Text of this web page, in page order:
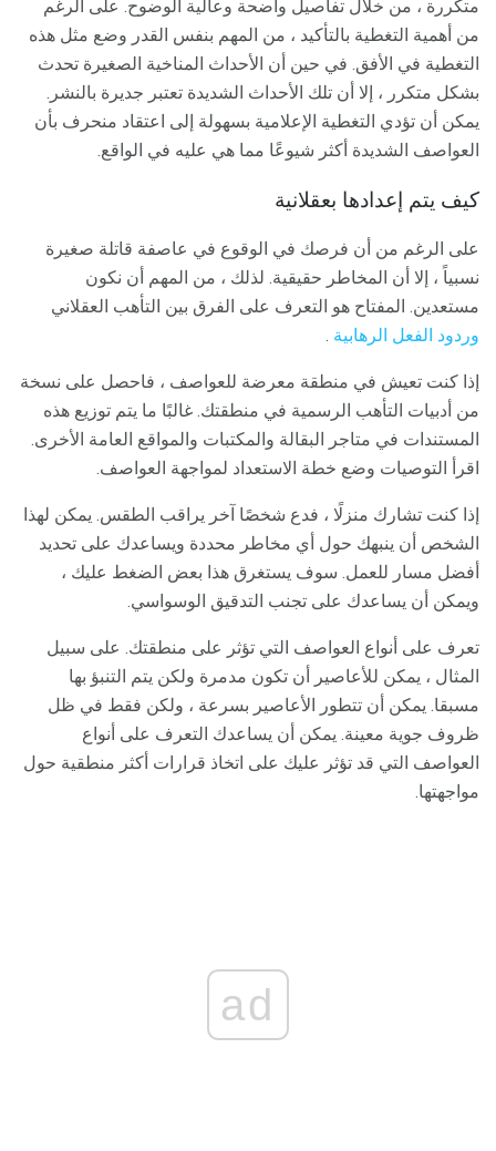
متكررة ، من خلال تفاصيل واضحة وعالية الوضوح. على الرغم
من أهمية التغطية بالتأكيد ، من المهم بنفس القدر وضع مثل هذه
التغطية في الأفق. في حين أن الأحداث المناخية الصغيرة تحدث
بشكل متكرر ، إلا أن تلك الأحداث الشديدة تعتبر جديرة بالنشر.
يمكن أن تؤدي التغطية الإعلامية بسهولة إلى اعتقاد منحرف بأن
العواصف الشديدة أكثر شيوعًا مما هي عليه في الواقع.
كيف يتم إعدادها بعقلانية
على الرغم من أن فرصك في الوقوع في عاصفة قاتلة صغيرة
نسبياً ، إلا أن المخاطر حقيقية. لذلك ، من المهم أن نكون
مستعدين. المفتاح هو التعرف على الفرق بين التأهب العقلاني
وردود الفعل الرهابية .
إذا كنت تعيش في منطقة معرضة للعواصف ، فاحصل على نسخة
من أدبيات التأهب الرسمية في منطقتك. غالبًا ما يتم توزيع هذه
المستندات في متاجر البقالة والمكتبات والمواقع العامة الأخرى.
اقرأ التوصيات وضع خطة الاستعداد لمواجهة العواصف.
إذا كنت تشارك منزلًا ، فدع شخصًا آخر يراقب الطقس. يمكن لهذا
الشخص أن ينبهك حول أي مخاطر محددة ويساعدك على تحديد
أفضل مسار للعمل. سوف يستغرق هذا بعض الضغط عليك ،
ويمكن أن يساعدك على تجنب التدقيق الوسواسي.
تعرف على أنواع العواصف التي تؤثر على منطقتك. على سبيل
المثال ، يمكن للأعاصير أن تكون مدمرة ولكن يتم التنبؤ بها
مسبقا. يمكن أن تتطور الأعاصير بسرعة ، ولكن فقط في ظل
ظروف جوية معينة. يمكن أن يساعدك التعرف على أنواع
العواصف التي قد تؤثر عليك على اتخاذ قرارات أكثر منطقية حول
مواجهتها.
ad